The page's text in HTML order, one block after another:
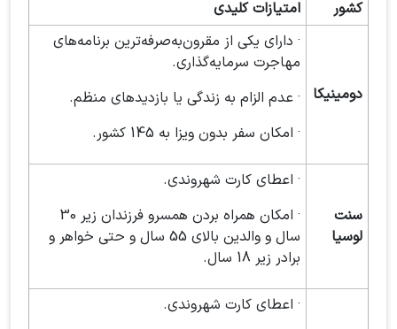
کشور امتیازات کلیدی
دومینیکا
· دارای یکی از مقرون‌به‌صرفه‌ترین برنامه‌های
مهاجرت سرمایه‌گذاری.
· عدم الزام به زندگی یا بازدید‌های منظم.
· امکان سفر بدون ویزا به 145 کشور.
سنت
لوسیا
· اعطای کارت شهروندی.
· امکان همراه بردن همسرو فرزندان زیر 30
سال و والدین بالای 55 سال و حتی خواهر و
برادر زیر 18 سال.
· اعطای کارت شهروندی.